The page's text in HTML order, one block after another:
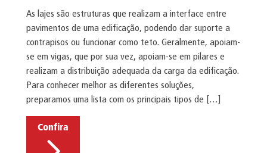
As lajes são estruturas que realizam a interface entre
pavimentos de uma edificação, podendo dar suporte a
contrapisos ou funcionar como teto. Geralmente, apoiam-
se em vigas, que por sua vez, apoiam-se em pilares e
realizam a distribuição adequada da carga da edificação.
Para conhecer melhor as diferentes soluções,
preparamos uma lista com os principais tipos de […]
Confira